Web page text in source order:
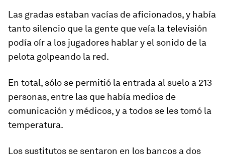
Las gradas estaban vacías de aficionados, y había
tanto silencio que la gente que veía la televisión
podía oír a los jugadores hablar y el sonido de la
pelota golpeando la red.
En total, sólo se permitió la entrada al suelo a 213
personas, entre las que había medios de
comunicación y médicos, y a todos se les tomó la
temperatura.
Los sustitutos se sentaron en los bancos a dos